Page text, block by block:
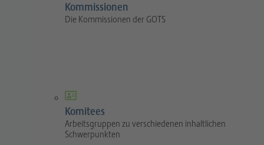
Kommissionen
Die Kommissionen der GOTS
Komitees
Arbeitsgruppen zu verschiedenen inhaltlichen
Schwerpunkten